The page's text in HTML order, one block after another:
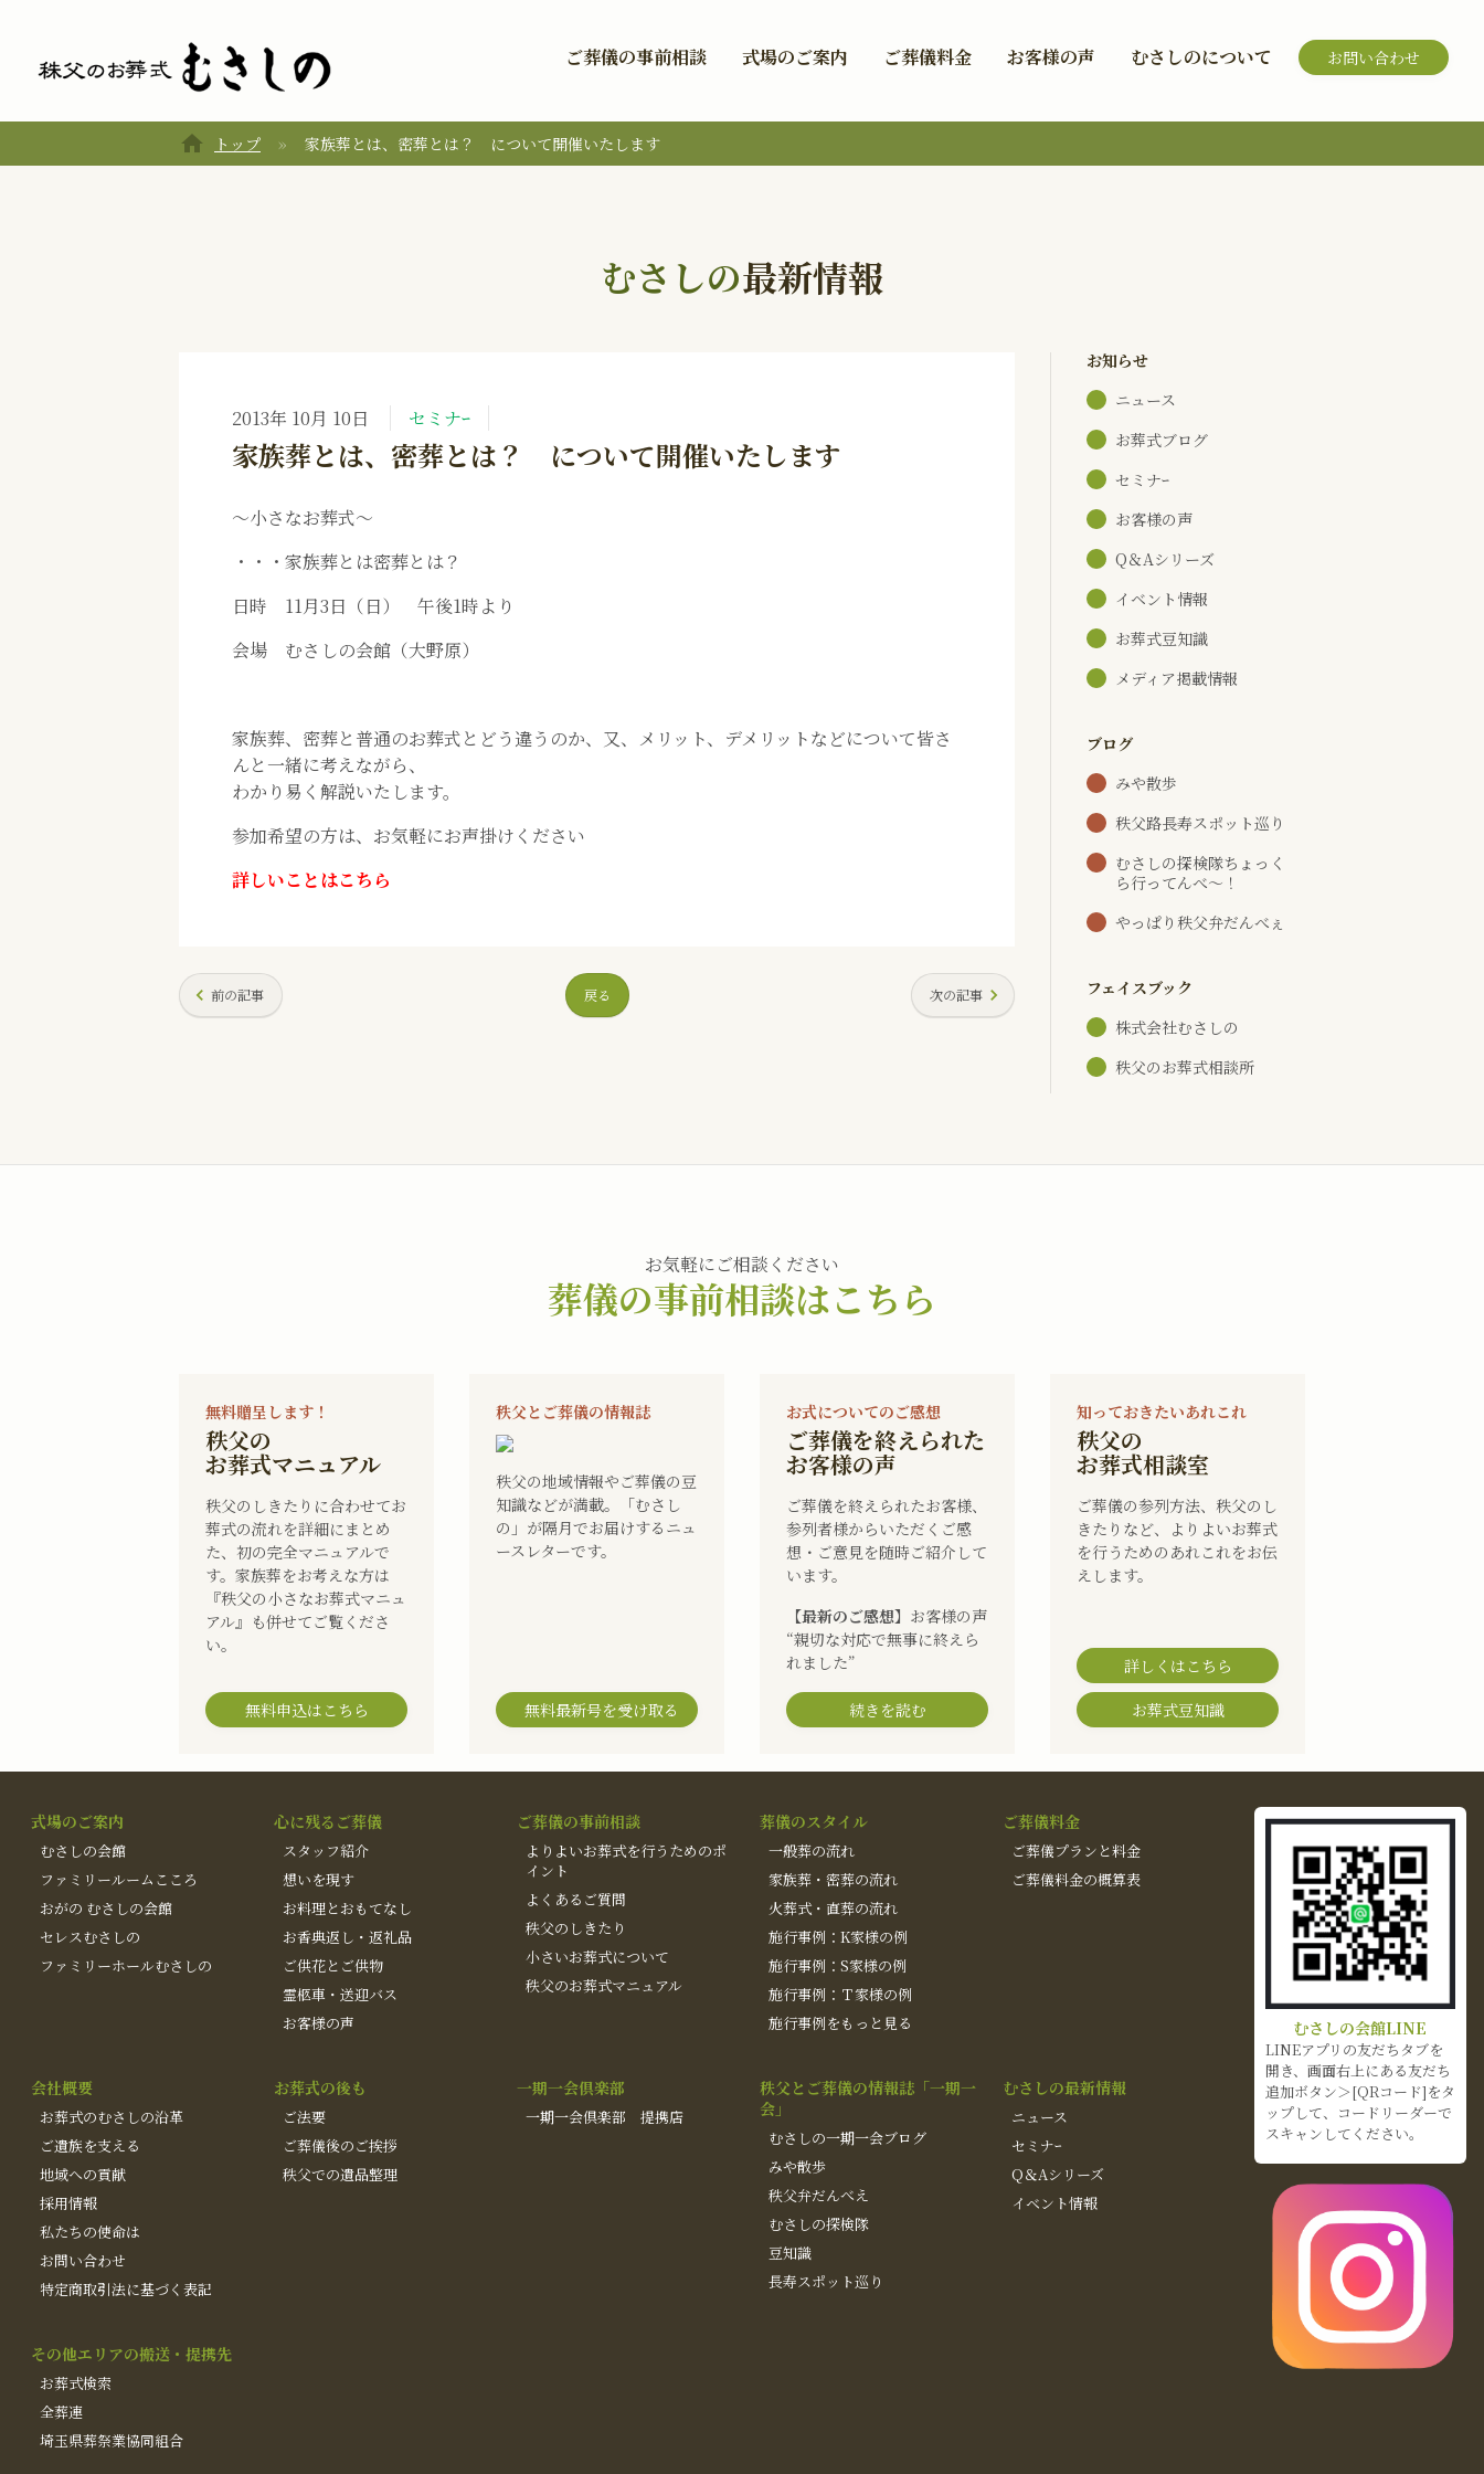
ご葬儀の事前相談 式場のご案内 ご葬儀料金 お客様の声 むさしのについて お問い合わせ
home トップ 家族葬とは、密葬とは？ について開催いたします
むさしの最新情報
2013年 10月 10日 セミナｰ
家族葬とは、密葬とは？ について開催いたします
～小さなお葬式～
・・・家族葬とは密葬とは？
日時 11月3日（日） 午後1時より
会場 むさしの会館（大野原）
家族葬、密葬と普通のお葬式とどう違うのか、又、メリット、デメリットなどについて皆さ
んと一緒に考えながら、
わかり易く解説いたします。
参加希望の方は、お気軽にお声掛けください
詳しいことはこちら
前の記事 戻る 次の記事
お知らせ
ニュース
お葬式ブログ
セミナｰ
お客様の声
Q＆Aシリーズ
イベント情報
お葬式豆知識
メディア掲載情報
ブログ
みや散歩
秩父路長寿スポット巡り
むさしの探検隊ちょっく
ら行ってんべ～！
やっぱり秩父弁だんべぇ
フェイスブック
株式会社むさしの
秩父のお葬式相談所
お気軽にご相談ください
葬儀の事前相談はこちら
無料贈呈します！
秩父の
お葬式マニュアル
秩父のしきたりに合わせてお
葬式の流れを詳細にまとめ
た、初の完全マニュアルで
す。家族葬をお考えな方は
『秩父の小さなお葬式マニュ
アル』も併せてご覧くださ
い。
無料申込はこちら
秩父とご葬儀の情報誌
秩父の地域情報やご葬儀の豆
知識などが満載。「むさし
の」が隔月でお届けするニュ
ースレターです。
無料最新号を受け取る
お式についてのご感想
ご葬儀を終えられた
お客様の声
ご葬儀を終えられたお客様、
参列者様からいただくご感
想・ご意見を随時ご紹介して
います。
【最新のご感想】 お客様の声
“親切な対応で無事に終えら
れました”
続きを読む
知っておきたいあれこれ
秩父の
お葬式相談室
ご葬儀の参列方法、秩父のし
きたりなど、よりよいお葬式
を行うためのあれこれをお伝
えします。
詳しくはこちら
お葬式豆知識
式場のご案内
むさしの会館
ファミリールームこころ
おがの むさしの会館
セレスむさしの
ファミリーホールむさしの
心に残るご葬儀
スタッフ紹介
想いを現す
お料理とおもてなし
お香典返し・返礼品
ご供花とご供物
霊柩車・送迎バス
お客様の声
ご葬儀の事前相談
よりよいお葬式を行うためのポ
イント
よくあるご質問
秩父のしきたり
小さいお葬式について
秩父のお葬式マニュアル
葬儀のスタイル
一般葬の流れ
家族葬・密葬の流れ
火葬式・直葬の流れ
施行事例：K家様の例
施行事例：S家様の例
施行事例：Ｔ家様の例
施行事例をもっと見る
ご葬儀料金
ご葬儀プランと料金
ご葬儀料金の概算表
会社概要
お葬式のむさしの沿革
ご遺族を支える
地域への貢献
採用情報
私たちの使命は
お問い合わせ
特定商取引法に基づく表記
お葬式の後も
ご法要
ご葬儀後のご挨拶
秩父での遺品整理
一期一会倶楽部
一期一会倶楽部 提携店
秩父とご葬儀の情報誌「一期一
会」
むさしの一期一会ブログ
みや散歩
秩父弁だんべえ
むさしの探検隊
豆知識
長寿スポット巡り
むさしの最新情報
ニュース
セミナｰ
Q＆Aシリーズ
イベント情報
その他エリアの搬送・提携先
お葬式検索
全葬連
埼玉県葬祭業協同組合
むさしの会館LINE
LINEアプリの友だちタブを
開き、画面右上にある友だち
追加ボタン＞[QRコード]をタ
ップして、コードリーダーで
スキャンしてください。